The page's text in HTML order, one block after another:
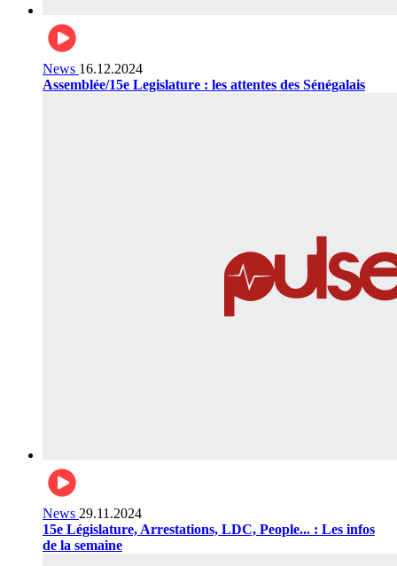
News 16.12.2024
Assemblée/15e Legislature : les attentes des Sénégalais
News 29.11.2024
15e Législature, Arrestations, LDC, People... : Les infos
de la semaine